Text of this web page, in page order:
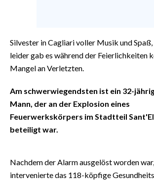
#CARAUNIONE
FOTO
VIDEO
ABBONATI
Silvester in Cagliari voller Musik und
leider gab es während der Feierlichkeiten
Mangel an Verletzten.
Am schwerwiegendsten ist ein 32-
Mann, der an der Explosion eines
Feuerwerkskörpers im Stadtteil
beteiligt war.
Nachdem der Alarm ausgelöst worden war,
intervenierte das 118-köpfige